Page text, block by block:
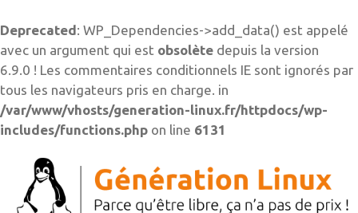
Deprecated: WP_Dependencies->add_data() est appelé
avec un argument qui est obsolète depuis la version
6.9.0 ! Les commentaires conditionnels IE sont ignorés par
tous les navigateurs pris en charge. in
/var/www/vhosts/generation-linux.fr/httpdocs/wp-
includes/functions.php on line 6131
contenu